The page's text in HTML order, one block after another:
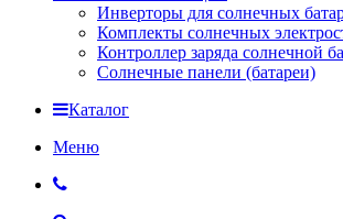
Инверторы для солнечных
Комплекты солнечных
Контроллер заряда солнечной
Солнечные панели (батареи)
Каталог
Меню